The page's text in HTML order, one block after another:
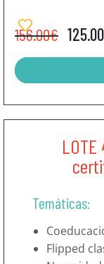
156.00€ 125.00
Temáticas:
Flipped